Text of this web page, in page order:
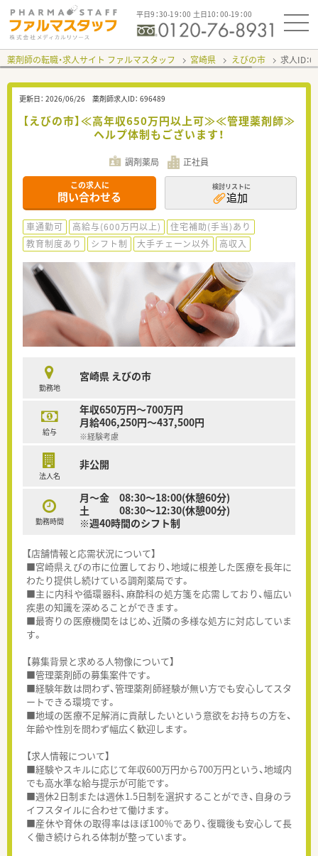
平日9：30-19：00 土日10：00-19：00
薬剤師の転職・求人サイト ファルマスタッフ 宮崎県 えびの市 求人ID：
更新日： 2026/06/26 薬剤師求人ID： 696489
【えびの市】≪高年収650万円以上可≫≪管理薬剤師≫
ヘルプ体制もございます！
調剤薬局 正社員
この求人に
問い合わせる
検討リストに
追加
車通勤可 高給与(600万円以上)
住宅補助(手当)あり
教育制度あり
シフト制 大手チェーン以外 高収入
勤務地
宮崎県 えびの市
給与
年収650万円～700万円
月給406,250円～437,500円
※経験考慮
法人名
非公開
勤務時間
月～金 08:30～18:00(休憩60分)
土 08:30～12:30(休憩00分)
※週40時間のシフト制
【店舗情報と応需状況について】
■宮崎県えびの市に位置しており、地域に根差した医療を長年に
わたり提供し続けている調剤薬局です。
■主に内科や循環器科、麻酔科の処方箋を応需しており、幅広い
疾患の知識を深めることができます。
■最寄りの医療機関をはじめ、近隣の多様な処方に対応していま
す。
【募集背景と求める人物像について】
■管理薬剤師の募集案件です。
■経験年数は問わず、管理薬剤師経験が無い方でも安心してスタ
ートできる環境です。
■地域の医療不足解消に貢献したいという意欲をお持ちの方を、
年齢や性別を問わず幅広く歓迎します。
【求人情報について】
■経験やスキルに応じて年収600万円から700万円という、地域内
でも高水準な給与提示が可能です。
■週休2日制または週休1.5日制を選択することができ、自身のラ
イフスタイルに合わせて働けます。
■産休や育休の取得率はほぼ100％であり、復職後も安心して長
く働き続けられる体制が整っています。